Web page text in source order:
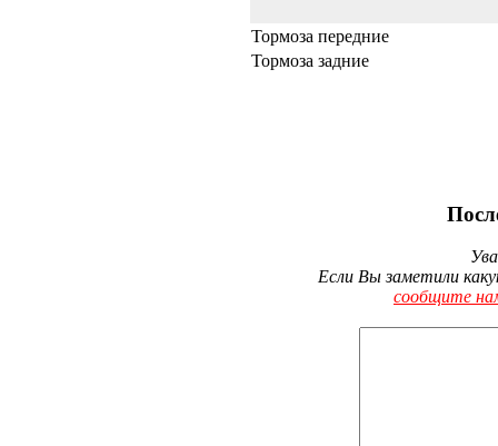
Тормоза передние
Тормоза задние
Если Вы заметили
сообщите